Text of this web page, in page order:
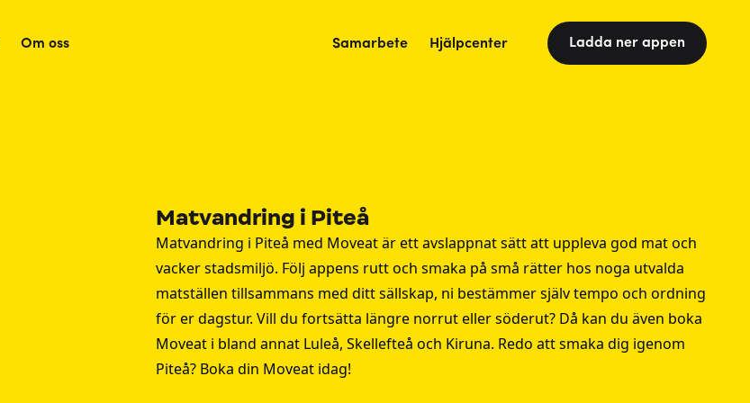
Om oss Samarbete Hjälpcenter Ladda ner appen
Matvandring i Piteå
Matvandring i Piteå med Moveat är ett avslappnat sätt att uppleva god mat och
vacker stadsmiljö. Följ appens rutt och smaka på små rätter hos noga utvalda
matställen tillsammans med ditt sällskap, ni bestämmer själv tempo och ordning
för er dagstur. Vill du fortsätta längre norrut eller söderut? Då kan du även boka
Moveat i bland annat Luleå, Skellefteå och Kiruna. Redo att smaka dig igenom
Piteå? Boka din Moveat idag!